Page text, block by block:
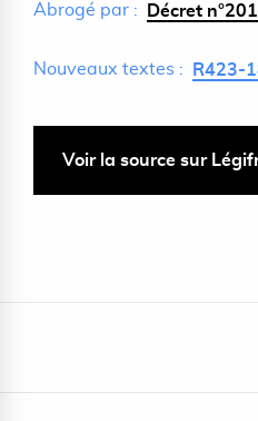
Abrogé par : Décret
Nouveaux textes : R423-
Voir la source sur